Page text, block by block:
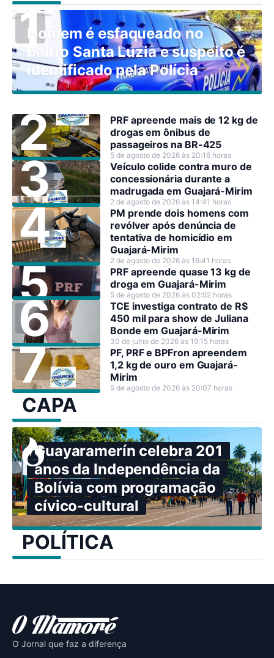
Homem é esfaqueado no
bairro Santa Luzia e suspeito é
identificado pela Polícia
PRF apreende mais de 12 kg de
drogas em ônibus de
passageiros na BR-425
5 de agosto de 2026 às 20:16 horas
Veículo colide contra muro de
concessionária durante a
madrugada em Guajará-Mirim
2 de agosto de 2026 às 14:41 horas
PM prende dois homens com
revólver após denúncia de
tentativa de homicídio em
Guajará-Mirim
2 de agosto de 2026 às 16:41 horas
PRF apreende quase 13 kg de
droga em Guajará-Mirim
5 de agosto de 2026 às 02:52 horas
TCE investiga contrato de R$
450 mil para show de Juliana
Bonde em Guajará-Mirim
30 de julho de 2026 às 19:15 horas
PF, PRF e BPFron apreendem
1,2 kg de ouro em Guajará-
Mirim
5 de agosto de 2026 às 20:07 horas
CAPA
Guayaramerín celebra 201
anos da Independência da
Bolívia com programação
cívico-cultural
POLÍTICA
O Jornal que faz a diferença